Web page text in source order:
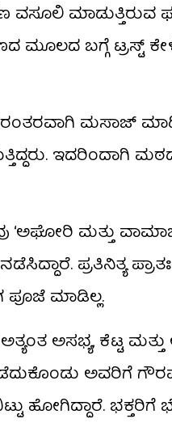
ಮಾಡುತ್ತಿರುವ
ಮೂಲದ ಬಗ್ಗೆ ಟ್ರಸ್ಟ್
ಮಸಾಜ್
ಇದರಿಂದಾಗಿ
‘ಅಘೋರಿ ಮತ್ತು
ಪ್ರತಿನಿತ್ಯ
ಪೂಜೆ ಮಾಡಿಲ್ಲ.
ಅಸಭ್ಯ, ಕೆಟ್ಟ ಮತ್ತು
ಅವರಿಗೆ ಗೌರವ
ಹೋಗಿದ್ದಾರೆ.